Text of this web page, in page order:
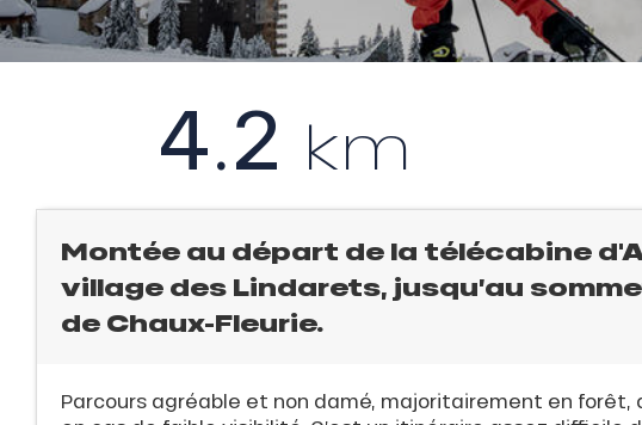
4.2 km
Montée au départ de la télécabine
village des Lindarets, jusqu’au
de Chaux-Fleurie.
Parcours agréable et non damé, majoritairement en forêt,